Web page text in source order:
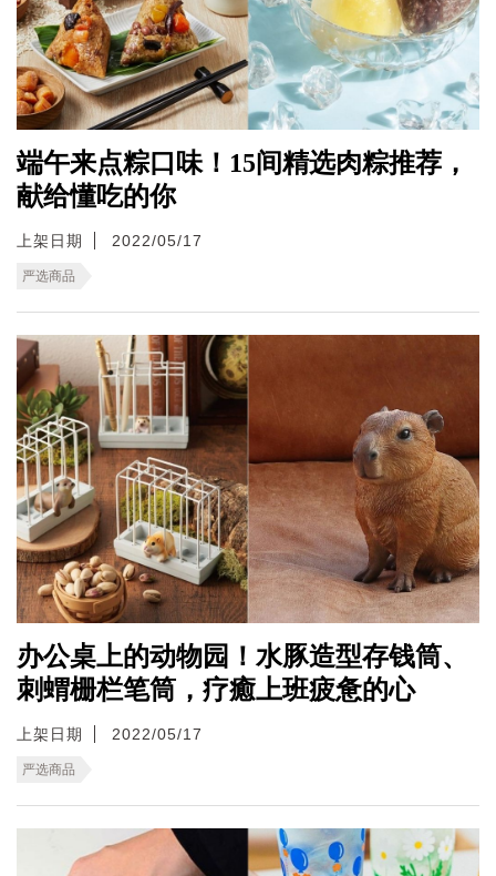
端午来点粽口味！15间精选肉粽推荐，
献给懂吃的你
上架日期 2022/05/17
严选商品
办公桌上的动物园！水豚造型存钱筒、
刺蝟栅栏笔筒，疗癒上班疲惫的心
上架日期 2022/05/17
严选商品